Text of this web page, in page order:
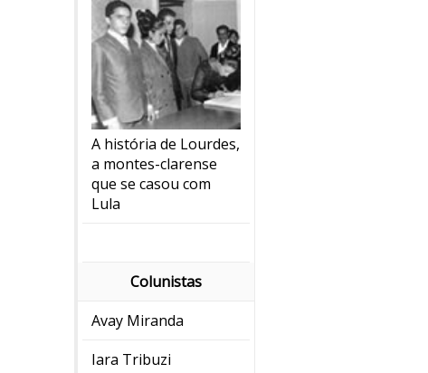
A história de Lourdes,
a montes-clarense
que se casou com
Lula
Colunistas
Avay Miranda
Iara Tribuzi